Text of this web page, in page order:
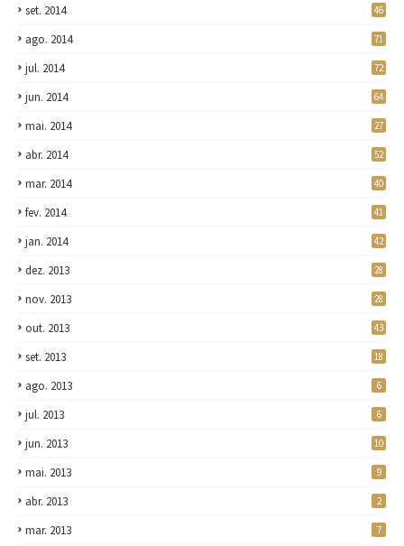
set. 2014 46
ago. 2014 71
jul. 2014 72
jun. 2014 64
mai. 2014 27
abr. 2014 52
mar. 2014 40
fev. 2014 41
jan. 2014 42
dez. 2013 28
nov. 2013 28
out. 2013 43
set. 2013 18
ago. 2013 6
jul. 2013 6
jun. 2013 10
mai. 2013 9
abr. 2013 2
mar. 2013 7